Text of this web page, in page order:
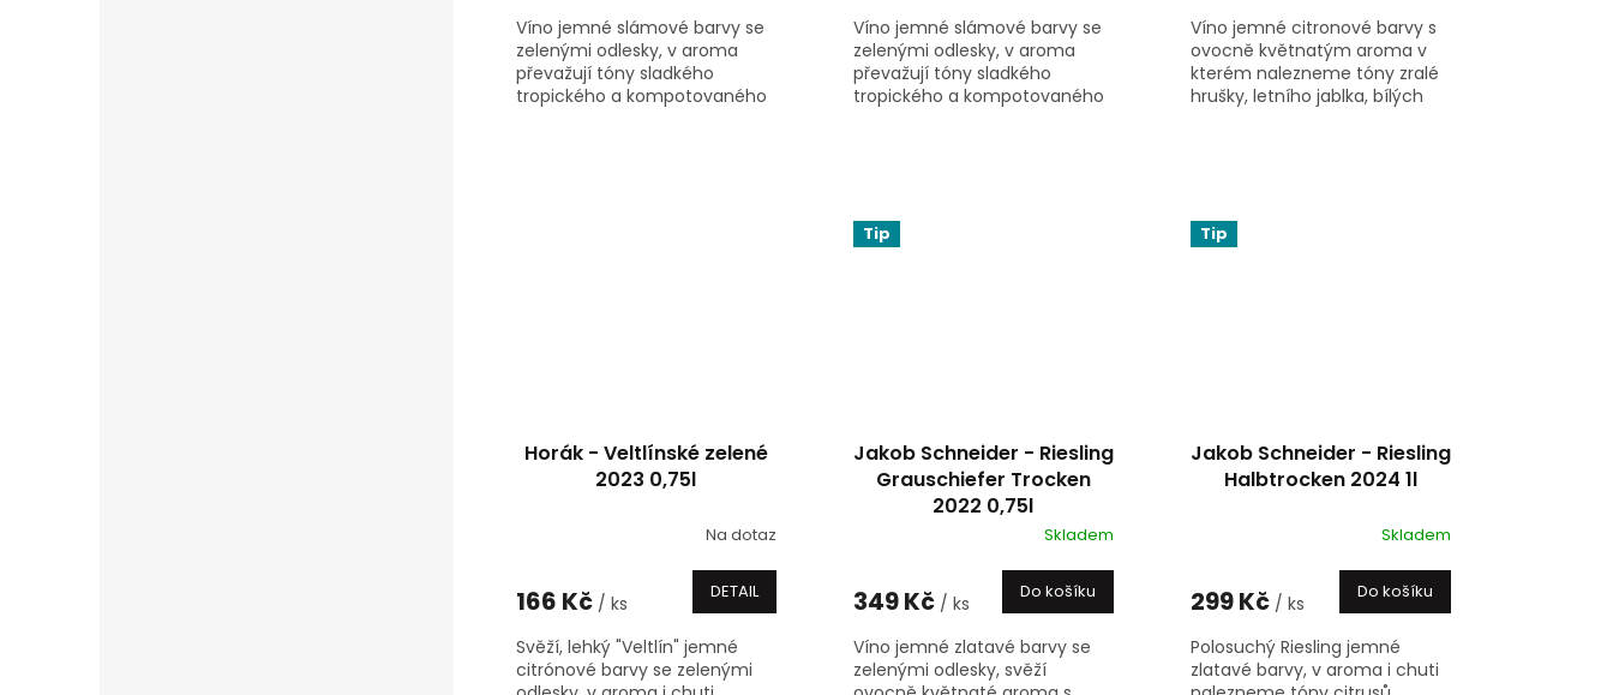
Víno jemné slámové barvy se
zelenými odlesky, v aroma
převažují tóny sladkého
tropického a kompotovaného
z
5
hvězdiček.
Víno jemné slámové barvy se
zelenými odlesky, v aroma
převažují tóny sladkého
tropického a kompotovaného
Víno jemné citronové barvy s
ovocně květnatým aroma v
kterém nalezneme tóny zralé
hrušky, letního jablka, bílých
Horák - Veltlínské zelené
2023 0,75l
Na dotaz
166 Kč / ks
DETAIL
Svěží, lehký "Veltlín" jemné
citrónové barvy se zelenými
Tip
Jakob Schneider - Riesling
Grauschiefer Trocken
2022 0,75l
Skladem
349 Kč / ks
Do košíku
Víno jemné zlatavé barvy se
zelenými odlesky, svěží
Tip
Jakob Schneider - Riesling
Halbtrocken 2024 1l
Skladem
299 Kč / ks
Do košíku
Polosuchý Riesling jemné
zlatavé barvy, v aroma i chuti